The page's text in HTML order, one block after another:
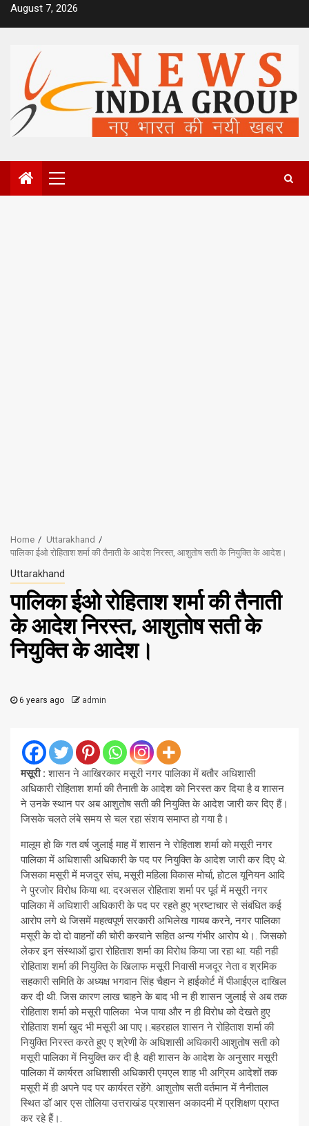
SkipAugust 7, 2026
Primary
Menu
Home
Uttarakhand
पालिका ईओ रोहिताश शर्मा की तैनाती के आदेश निरस्त, आशुतोष सती के नियुक्ति के आदेश।
Uttarakhand
पालिका ईओ रोहिताश शर्मा की तैनाती
के आदेश निरस्त, आशुतोष सती के
नियुक्ति के आदेश।
6 years ago admin
मसूरी : शासन ने आखिरकार मसूरी नगर पालिका में बतौर अधिशासी
अधिकारी रोहिताश शर्मा की तैनाती के आदेश को निरस्त कर दिया है व शासन
ने उनके स्थान पर अब आशुतोष सती की नियुक्ति के आदेश जारी कर दिए हैं।
जिसके चलते लंबे समय से चल रहा संशय समाप्त हो गया है।
मालूम हो कि गत वर्ष जुलाई माह में शासन ने रोहिताश शर्मा को मसूरी नगर
पालिका में अधिशासी अधिकारी के पद पर नियुक्ति के आदेश जारी कर दिए थे.
जिसका मसूरी में मजदुर संघ, मसूरी महिला विकास मोर्चा, होटल यूनियन आदि
ने पुरजोर विरोध किया था. दरअसल रोहिताश शर्मा पर पूर्व में मसूरी नगर
पालिका में अधिशारी अधिकारी के पद पर रहते हुए भ्रष्टाचार से संबंधित कई
आरोप लगे थे जिसमें महत्वपूर्ण सरकारी अभिलेख गायब करने, नगर पालिका
मसूरी के दो दो वाहनों की चोरी करवाने सहित अन्य गंभीर आरोप थे।. जिसको
लेकर इन संस्थाओं द्वारा रोहिताश शर्मा का विरोध किया जा रहा था. यही नही
रोहिताश शर्मा की नियुक्ति के खिलाफ मसूरी निवासी मजदूर नेता व श्रमिक
सहकारी समिति के अध्यक्ष भगवान सिंह चैहान ने हाईकोर्ट में पीआईएल दाखिल
कर दी थी. जिस कारण लाख चाहने के बाद भी न ही शासन जुलाई से अब तक
रोहिताश शर्मा को मसूरी पालिका भेज पाया और न ही विरोध को देखते हुए
रोहिताश शर्मा खुद भी मसूरी आ पाए।.बहरहाल शासन ने रोहिताश शर्मा की
नियुक्ति निरस्त करते हुए ए श्रेणी के अधिशासी अधिकारी आशुतोष सती को
मसूरी पालिका में नियुक्ति कर दी है. वही शासन के आदेश के अनुसार मसूरी
पालिका में कार्यरत अधिशासी अधिकारी एमएल शाह भी अग्रिम आदेशों तक
मसूरी में ही अपने पद पर कार्यरत रहेंगे. आशुतोष सती वर्तमान में नैनीताल
स्थित डॉ आर एस तोलिया उत्तराखंड प्रशासन अकादमी में प्रशिक्षण प्राप्त
कर रहे हैं।.